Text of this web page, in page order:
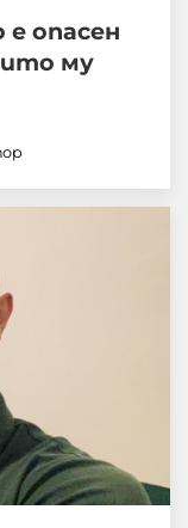
е опасен
му